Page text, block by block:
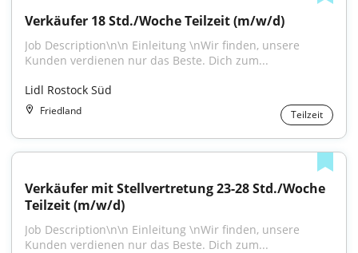
Verkäufer 18 Std./Woche Teilzeit (m/w/d)
Job Description\n\n Einleitung \nWir finden, unsere
Kunden verdienen nur das Beste. Dich zum...
Lidl Rostock Süd
Friedland Teilzeit
Verkäufer mit Stellvertretung 23-28 Std./Woche
Teilzeit (m/w/d)
Job Description\n\n Einleitung \nWir finden, unsere
Kunden verdienen nur das Beste. Dich zum...